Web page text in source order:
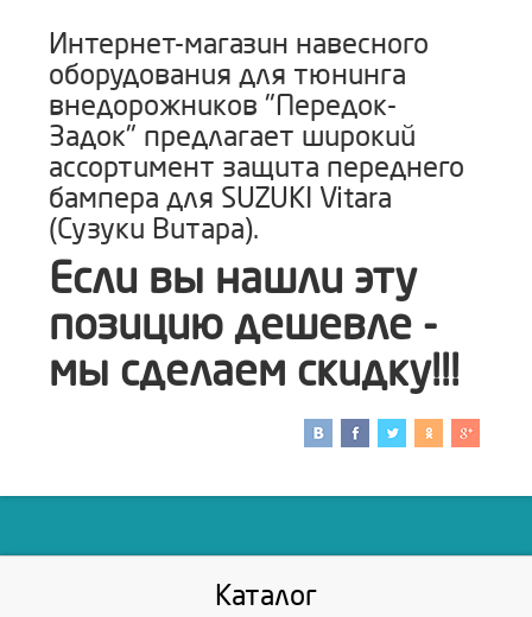
Интернет-магазин навесного
оборудования для тюнинга
внедорожников "Передок-
Задок" предлагает широкий
ассортимент защита переднего
бампера для SUZUKI Vitara
(Сузуки Витара).
Если вы нашли эту
позицию дешевле -
мы сделаем скидку!!!
Каталог